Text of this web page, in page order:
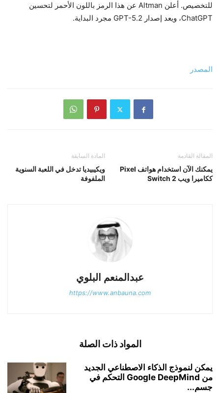
للتخصيص. أعلن Altman عن هذا الرمز باللون الأحمر لتحسين
ChatGPT، ويعد إصدار GPT-5.2 مجرد البداية.
المصدر
المادة السابقة
ويكيبيديا تدخل في اللعبة السنوية
الملفوفة
المقالة القادمة
يمكنك الآن استخدام هواتف Pixel
ككاميرا ويب Switch 2
عبدالمنعم البلوي
https://www.anbauna.com
المواد ذات الصلة
يمكن لنموذج الذكاء الاصطناعي الجديد
من Google DeepMind التحكم في
جسم...